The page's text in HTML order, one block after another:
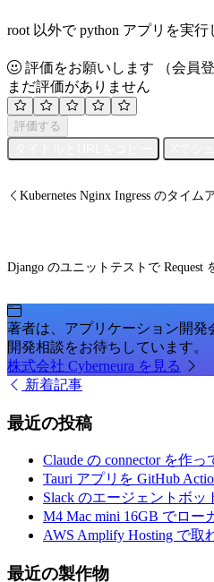
root 以外で python アプリを実行
評価をお願いします
（会員
まだ評価がありません
評価する
Kubernetes Nginx Ingress のタイム
Django のユニットテストで Request
著者は、アプリケーション開発
開発相談をお待ちしています。
株式会社 Cyberneura を見る
新着記事
最近の投稿
Claude の connector を作
Tauri アプリを GitHub
Slack のエージェントボ
M4 Mac mini 16GB でロ
AWS Amplify Hosting で
最近の製作物